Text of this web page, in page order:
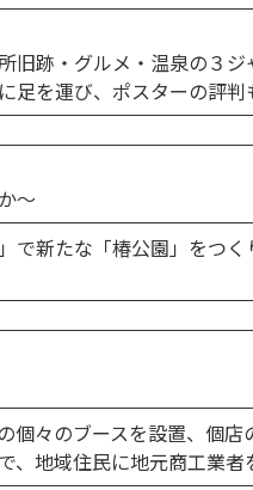
旧跡・グルメ・温泉の３
を運び、ポスターの評判
〜
で新たな「椿公園」をつ
個々のブースを設置、個
地域住民に地元商工業者